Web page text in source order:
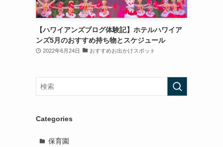
【ハワイアンズブログ体験記】ホテルハワイア
ンズ5月のおすすめ持ち物とスケジュール
2022年6月24日 おすすめお出かけスポット
Categories
保育園